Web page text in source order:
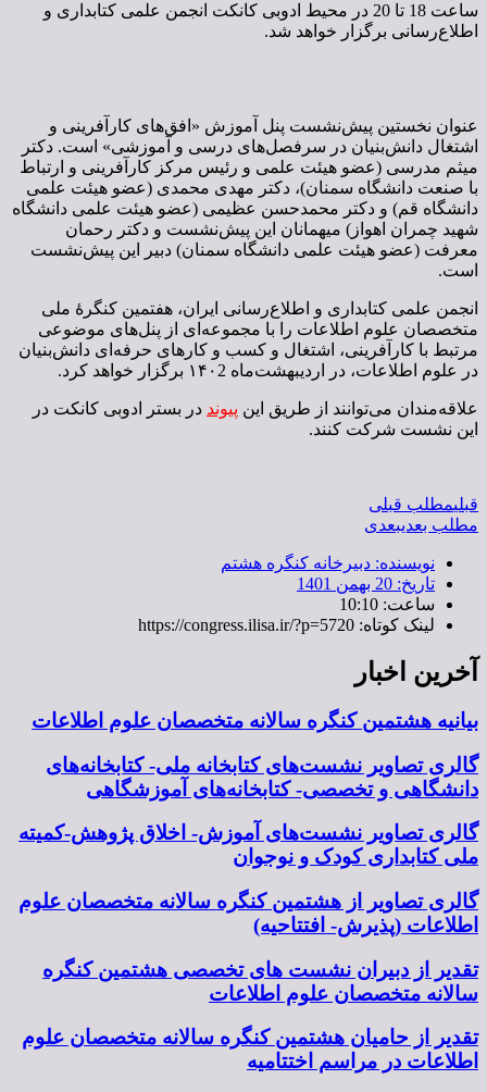
ساعت 18 تا 20 در محیط ادوبی کانکت انجمن علمی کتابداری و
اطلاع‌رسانی برگزار خواهد شد.
عنوان نخستین پیش‌نشست پنل آموزش «افق‌های کارآفرینی و
اشتغال دانش‌بنیان در سرفصل‌های درسی و آموزشی» است. دکتر
میثم مدرسی (عضو هیئت علمی و رئیس مرکز کارآفرینی و ارتباط
با صنعت دانشگاه سمنان)، دکتر مهدی محمدی (عضو هیئت علمی
دانشگاه قم) و دکتر محمدحسن عظیمی (عضو هیئت علمی دانشگاه
شهید چمران اهواز) میهمانان این پیش‌نشست و دکتر رحمان
معرفت (عضو هیئت علمی دانشگاه سمنان) دبیر این پیش‌نشست
است.
‌انجمن علمی کتابداری و اطلاع‌رسانی ایران، هفتمین کنگرۀ ملی
متخصصان علوم اطلاعات را با مجموعه‌ای از پنل‌های موضوعی
مرتبط با کارآفرینی، اشتغال و کسب و کارهای حرفه‌ای دانش‌بنیان
در علوم اطلاعات، در اردیبهشت‌ماه ١۴٠2 برگزار خواهد کرد.
علاقه‌مندان می‌توانند از طریق این پیوند در بستر ادوبی کانکت در
این نشست شرکت کنند.
قبلیمطلب قبلی
مطلب بعدیبعدی
نویسنده: دبیرخانه کنگره هشتم
تاریخ: 20 بهمن 1401
ساعت: 10:10
لینک کوتاه: https://congress.ilisa.ir/?p=5720
آخرین اخبار
بیانیه هشتمین کنگره سالانه متخصصان علوم اطلاعات
گالری تصاویر نشست‌های کتابخانه ملی- کتابخانه‌های
دانشگاهی و تخصصی- کتابخانه‌های آموزشگاهی
گالری تصاویر نشست‌های آموزش- اخلاق پژوهش-کمیته
ملی کتابداری کودک و نوجوان
گالری تصاویر از هشتمین کنگره سالانه متخصصان علوم
اطلاعات (پذیرش- افتتاحیه)
تقدیر از دبیران نشست های تخصصی هشتمین کنگره
سالانه متخصصان علوم اطلاعات
تقدیر از حامیان هشتمین کنگره سالانه متخصصان علوم
اطلاعات در مراسم اختتامیه